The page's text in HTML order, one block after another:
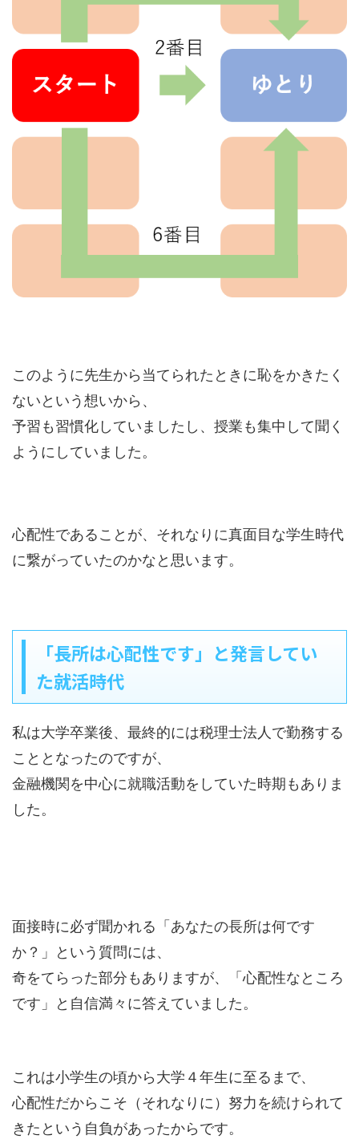
このように先生から当てられたときに恥をかきたく
ないという想いから、
予習も習慣化していましたし、授業も集中して聞く
ようにしていました。
心配性であることが、それなりに真面目な学生時代
に繋がっていたのかなと思います。
「長所は心配性です」と発言してい
た就活時代
私は大学卒業後、最終的には税理士法人で勤務する
こととなったのですが、
金融機関を中心に就職活動をしていた時期もありま
した。
面接時に必ず聞かれる「あなたの長所は何です
か？」という質問には、
奇をてらった部分もありますが、「心配性なところ
です」と自信満々に答えていました。
これは小学生の頃から大学４年生に至るまで、
心配性だからこそ（それなりに）努力を続けられて
きたという自負があったからです。